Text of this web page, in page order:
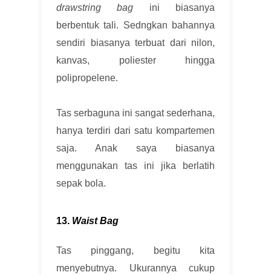
drawstring bag ini biasanya
berbentuk tali. Sedngkan bahannya
sendiri biasanya terbuat dari nilon,
kanvas, poliester hingga
polipropelene.
Tas serbaguna ini sangat sederhana,
hanya terdiri dari satu kompartemen
saja. Anak saya biasanya
menggunakan tas ini jika berlatih
sepak bola.
13. Waist Bag
Tas pinggang, begitu kita
menyebutnya. Ukurannya cukup